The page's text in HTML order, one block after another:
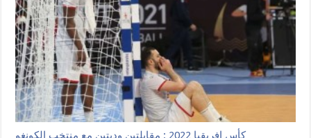
كأس إفريقيا 2022 : مقابلتين وديتين مع منتخب الكونغو